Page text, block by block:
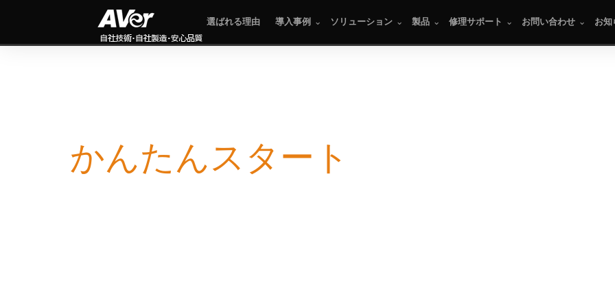
選ばれる理由 導入事例 ソリューション 製品 修理サポート お問い合わせ お知
かんたんスタート